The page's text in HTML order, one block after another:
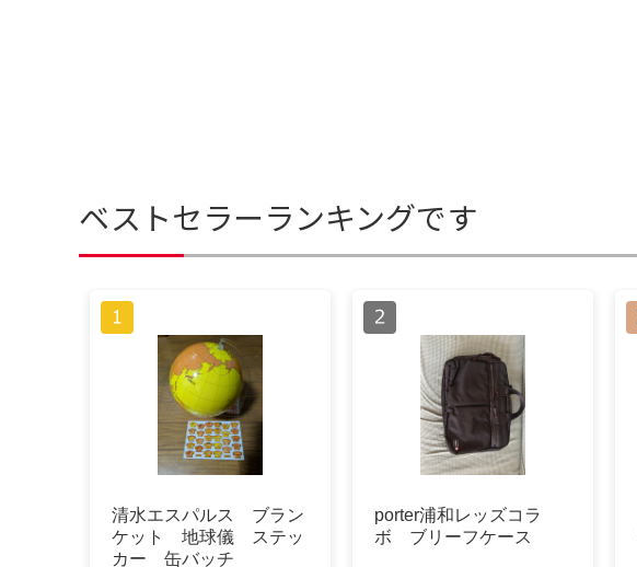
ベストセラーランキングです
清水エスパルス ブラン
ケット 地球儀 ステッ
カー 缶バッチ
porter浦和レッズコラ
ボ ブリーフケース